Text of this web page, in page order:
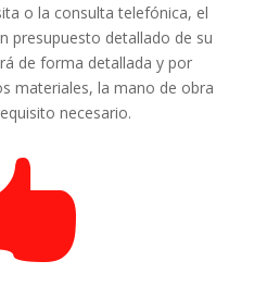
o la consulta telefónica, el
presupuesto detallado de su
de forma detallada y por
materiales, la mano de obra
necesario.